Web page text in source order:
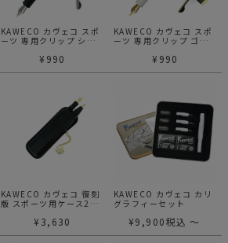
KAWECO カヴェコ スポ
ーツ 専用クリップ シル
¥ 990
KAWECO カヴェコ スポ
ーツ 専用クリップ ゴー
¥ 990
KAWECO カヴェコ 復刻
版 スポーツ用ケース2本
¥ 3,630
KAWECO カヴェコ カリ
グラフィーセット
¥9,900税込 〜